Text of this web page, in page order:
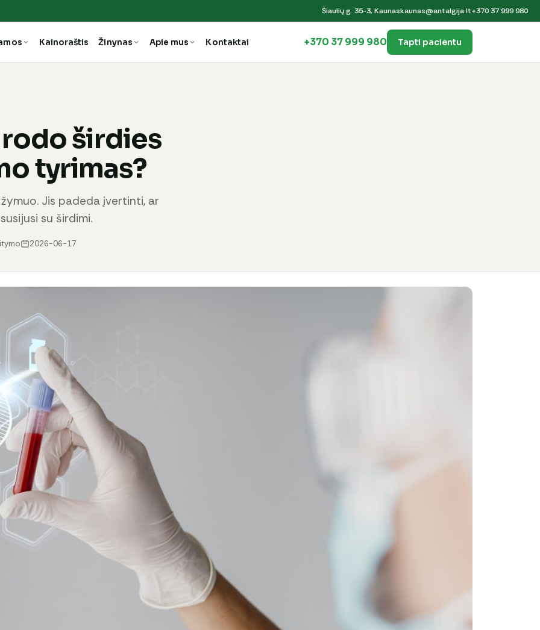
Šiaulių g. 35-3, Kaunaskaunas@antalgija.lt+370 37 999 980
Kainoraštis Žinynas Apie mus Kontaktai +370 37 999 980 Tapti pacientu
širdies
tyrimas?
Jis padeda įvertinti, ar
su širdimi.
2026-06-17